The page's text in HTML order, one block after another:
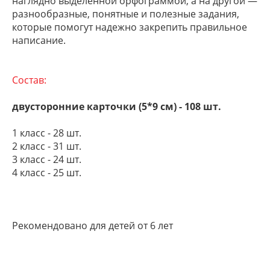
разнообразные, понятные и полезные задания,
которые помогут надежно закрепить правильное
написание.
Состав:
двусторонние карточки (5*9 см) - 108 шт.
1 класс - 28 шт.
2 класс - 31 шт.
3 класс - 24 шт.
4 класс - 25 шт.
Рекомендовано для детей от 6 лет